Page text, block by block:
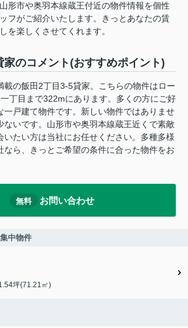
形市や奥羽本線蔵王付近の物件情報を個性
フがご紹介いたします。きっとあなたの賃
を楽しくさせてくれます。
家のコメント(おすすめポイント)
載の飯田2丁目3‐5貸家。こちらの物件はロー
丁目まで322mにあります。多くの方にご好
一戸建て物件です。新しい物件ではありませ
ないです。山形市や奥羽本線蔵王近くで素敵
いたい方は当社にお任せください。多種多様
なら、きっとご希望の条件に合った物件をお
無料 お問い合わせ
中物件
坪(71.21㎡)